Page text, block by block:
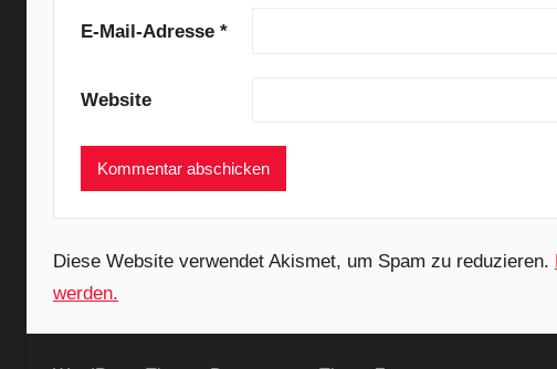
e
l
A
F
s
t
C
E-Mail-Adresse *
Website
Diese Website verwendet Akismet, um Spam zu reduzieren.
werden.